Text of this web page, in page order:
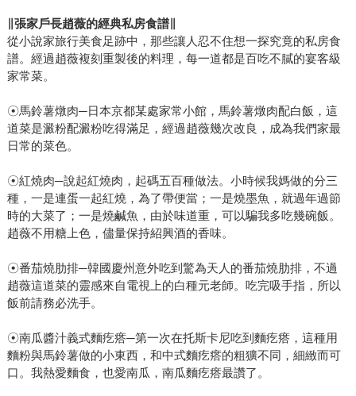
張家戶長趙薇的經典私房食譜∥
從小說家旅行美食足跡中，那些讓人忍不住想一探究竟的私房食
譜。經過趙薇複刻重製後的料理，每一道都是百吃不膩的宴客級
家常菜。
☉馬鈴薯燉肉─日本京都某處家常小館，馬鈴薯燉肉配白飯，這
道菜是澱粉配澱粉吃得滿足，經過趙薇幾次改良，成為我們家最
日常的菜色。
☉紅燒肉─說起紅燒肉，起碼五百種做法。小時候我媽做的分三
種，一是連蛋一起紅燒，為了帶便當；一是燒墨魚，就過年過節
時的大菜了；一是燒鹹魚，由於味道重，可以騙我多吃幾碗飯。
趙薇不用糖上色，儘量保持紹興酒的香味。
☉番茄燒肋排─韓國慶州意外吃到驚為天人的番茄燒肋排，不過
趙薇這道菜的靈感來自電視上的白種元老師。吃完吸手指，所以
飯前請務必洗手。
☉南瓜醬汁義式麵疙瘩─第一次在托斯卡尼吃到麵疙瘩，這種用
麵粉與馬鈴薯做的小東西，和中式麵疙瘩的粗獷不同，細緻而可
口。我熱愛麵食，也愛南瓜，南瓜麵疙瘩最讚了。